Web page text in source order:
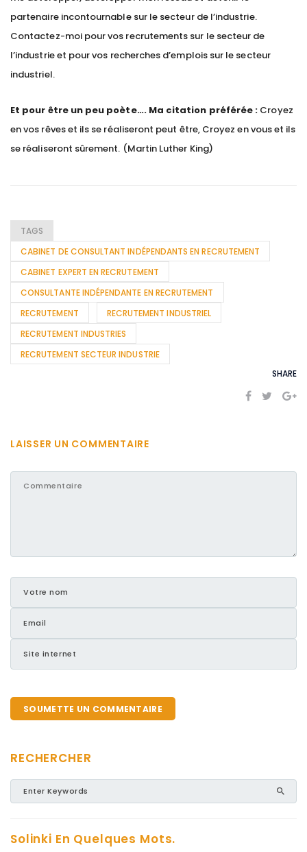
partenaire incontournable sur le secteur de l’industrie.
Contactez-moi pour vos recrutements sur le secteur de
l’industrie et pour vos recherches d’emplois sur le secteur
industriel.
Et pour être un peu poète…. Ma citation préférée : Croyez
en vos rêves et ils se réaliseront peut être, Croyez en vous et ils
se réaliseront sûrement. (Martin Luther King)
TAGS
CABINET DE CONSULTANT INDÉPENDANTS EN RECRUTEMENT
CABINET EXPERT EN RECRUTEMENT
CONSULTANTE INDÉPENDANTE EN RECRUTEMENT
RECRUTEMENT
RECRUTEMENT INDUSTRIEL
RECRUTEMENT INDUSTRIES
RECRUTEMENT SECTEUR INDUSTRIE
SHARE
LAISSER UN COMMENTAIRE
RECHERCHER
Solinki En Quelques Mots.